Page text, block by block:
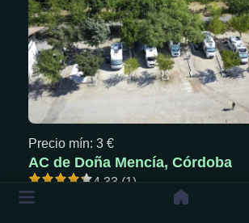
Precio mín: 3 €
AC de Doña Mencía, Córdoba
4.33 (1)